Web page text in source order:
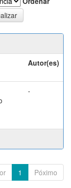
Autor(es)
-
1 Póximo